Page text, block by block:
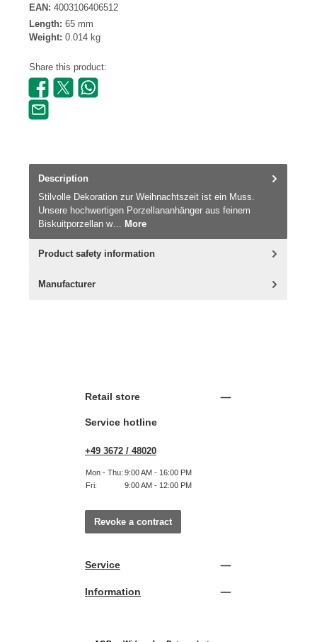
EAN: 4003106406512
Length: 65 mm
Weight: 0.014 kg
Share this product:
Description
Stilvolle Dekoration zur Weihnachtszeit ist ein Muss.
Unsere hochwertigen Porzellananhänger aus feinem
Biskuitporzellan w… More
Product safety information
Manufacturer
Retail store
Service hotline
+49 3672 / 48020
Mon - Thu: 9:00 AM - 16:00 PM
Fri:
9:00 AM - 12:00 PM
Revoke a contract
Service
Information